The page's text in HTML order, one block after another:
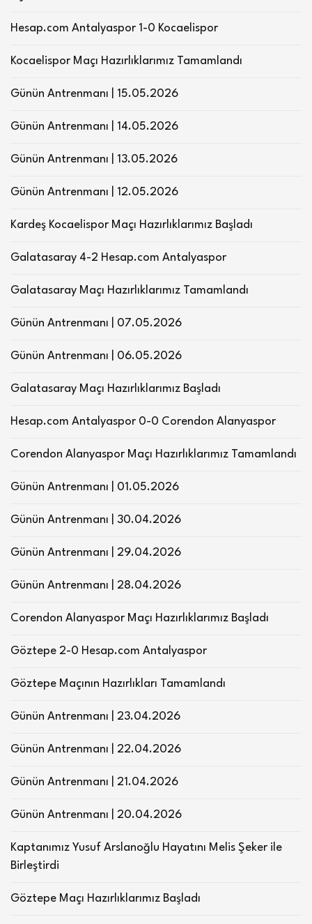
Hesap.com Antalyaspor 1-0 Kocaelispor
Kocaelispor Maçı Hazırlıklarımız Tamamlandı
Günün Antrenmanı | 15.05.2026
Günün Antrenmanı | 14.05.2026
Günün Antrenmanı | 13.05.2026
Günün Antrenmanı | 12.05.2026
Kardeş Kocaelispor Maçı Hazırlıklarımız Başladı
Galatasaray 4-2 Hesap.com Antalyaspor
Galatasaray Maçı Hazırlıklarımız Tamamlandı
Günün Antrenmanı | 07.05.2026
Günün Antrenmanı | 06.05.2026
Galatasaray Maçı Hazırlıklarımız Başladı
Hesap.com Antalyaspor 0-0 Corendon Alanyaspor
Corendon Alanyaspor Maçı Hazırlıklarımız Tamamlandı
Günün Antrenmanı | 01.05.2026
Günün Antrenmanı | 30.04.2026
Günün Antrenmanı | 29.04.2026
Günün Antrenmanı | 28.04.2026
Corendon Alanyaspor Maçı Hazırlıklarımız Başladı
Göztepe 2-0 Hesap.com Antalyaspor
Göztepe Maçının Hazırlıkları Tamamlandı
Günün Antrenmanı | 23.04.2026
Günün Antrenmanı | 22.04.2026
Günün Antrenmanı | 21.04.2026
Günün Antrenmanı | 20.04.2026
Kaptanımız Yusuf Arslanoğlu Hayatını Melis Şeker ile
Birleştirdi
Göztepe Maçı Hazırlıklarımız Başladı